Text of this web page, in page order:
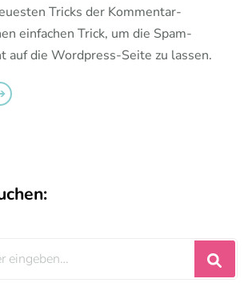
Tricks der Kommentar-
einfachen Trick, um die Spam-
auf die Wordpress-Seite zu lassen.